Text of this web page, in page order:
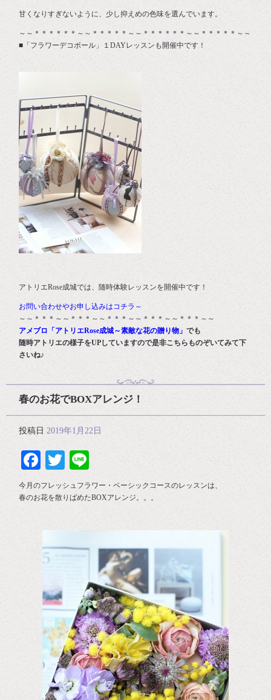
甘くなりすぎないように、少し抑えめの色味を選んでいます。
～～＊＊＊＊＊＊～～＊＊＊＊＊～～＊＊＊＊＊＊～～＊＊＊＊＊～～
■「フラワーデコボール」１DAYレッスンも開催中です！
アトリエRose成城では、随時体験レッスンを開催中です！
お問い合わせやお申し込みはコチラ～
～～＊＊＊～～＊＊＊～～＊＊＊～～＊＊＊～～＊＊＊～～
アメブロ「アトリエRose成城～素敵な花の贈り物」でも
随時アトリエの様子をUPしていますので是非こちらものぞいてみて下
さいね♪
春のお花でBOXアレンジ！
投稿日 2019年1月22日
Facebook
Twitter
今月のフレッシュフラワー・ベーシックコースのレッスンは、
春のお花を散りばめたBOXアレンジ。。。